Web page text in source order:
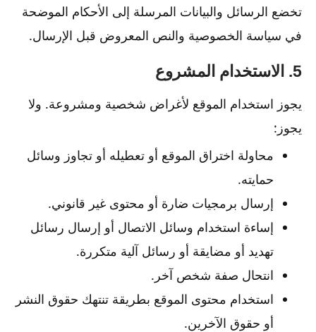
تخضع الرسائل والبيانات المرسلة إلى الأحكام الموضحة
في سياسة الخصوصية والنص المعروض قبل الإرسال.
5. الاستخدام المشروع
يجوز استخدام الموقع لأغراض شخصية ومشروعة. ولا
يجوز:
محاولة اختراق الموقع أو تعطيله أو تجاوز وسائل
حمايته.
إرسال برمجيات ضارة أو محتوى غير قانوني.
إساءة استخدام وسائل الاتصال أو إرسال رسائل
تهديد أو مضايقة أو رسائل آلية متكررة.
انتحال صفة شخص آخر.
استخدام محتوى الموقع بطريقة تنتهك حقوق النشر
أو حقوق الآخرين.